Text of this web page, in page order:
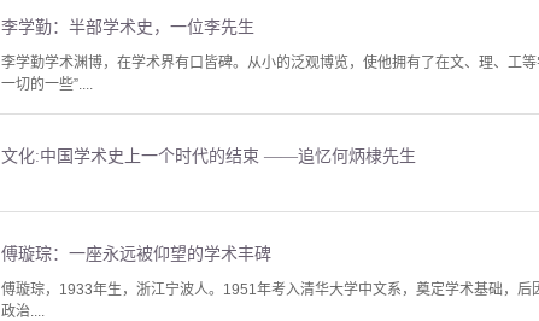
李学勤：半部学术史，一位李先生
李学勤学术渊博，在学术界有口皆碑。从小的泛观博览，使他拥有了在文、理、工
一切的一些”....
文化:中国学术史上一个时代的结束 ——追忆何炳棣先生
傅璇琮：一座永远被仰望的学术丰碑
傅璇琮，1933年生，浙江宁波人。1951年考入清华大学中文系，奠定学术基础，
政治....